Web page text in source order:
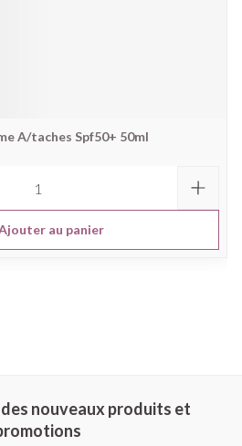
A/taches Spf50+ 50ml
au panier
nouveaux produits et